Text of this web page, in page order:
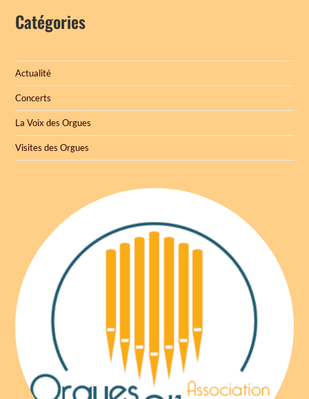
Catégories
Actualité
Concerts
La Voix des Orgues
Visites des Orgues